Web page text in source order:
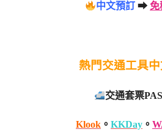
中文預訂 ➡免
熱門交通工具
交通套票
Klook 。 KKDay 。